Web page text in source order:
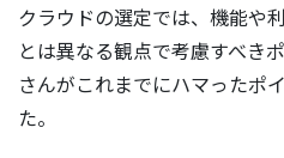
クラウドの選定では、機能や
とは異なる観点で考慮すべき
さんがこれまでにハマったポ
た。